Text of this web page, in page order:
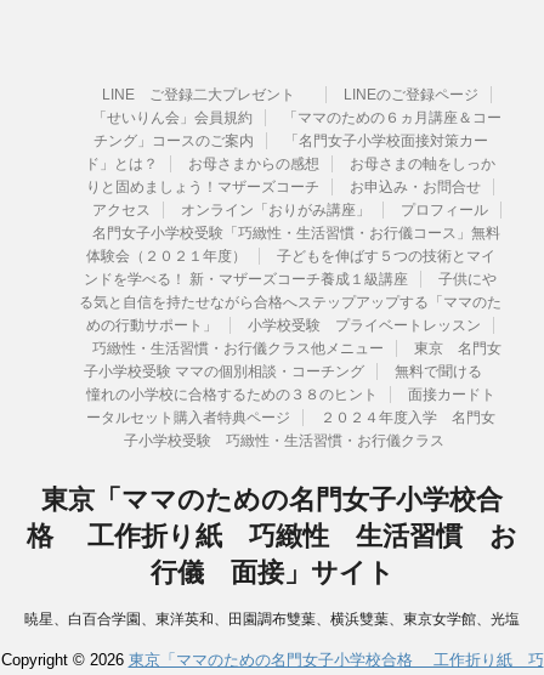
LINE ご登録二大プレゼント
LINEのご登録ページ
「せいりん会」会員規約
「ママのための６ヵ月講座＆コー
チング」コースのご案内
「名門女子小学校面接対策カー
ド」とは？
お母さまからの感想
お母さまの軸をしっか
りと固めましょう！マザーズコーチ
お申込み・お問合せ
アクセス
オンライン「おりがみ講座」
プロフィール
名門女子小学校受験「巧緻性・生活習慣・お行儀コース」無料
体験会（２０２１年度）
子どもを伸ばす５つの技術とマイ
ンドを学べる！ 新・マザーズコーチ養成１級講座
子供にや
る気と自信を持たせながら合格へステップアップする「ママのた
めの行動サポート」
小学校受験 プライベートレッスン
巧緻性・生活習慣・お行儀クラス他メニュー
東京 名門女
子小学校受験 ママの個別相談・コーチング
無料で聞ける
憧れの小学校に合格するための３８のヒント
面接カードト
ータルセット購入者特典ページ
２０２４年度入学 名門女
子小学校受験 巧緻性・生活習慣・お行儀クラス
東京「ママのための名門女子小学校合
格 工作折り紙 巧緻性 生活習慣 お
行儀 面接」サイト
暁星、白百合学園、東洋英和、田園調布雙葉、横浜雙葉、東京女学館、光塩
女子学院、湘南白百合学園、洗足学園、カリタス、聖ヨゼフ学園、国府台、
Copyright © 2026 東京「ママのための名門女子小学校合格 工作折り紙 巧